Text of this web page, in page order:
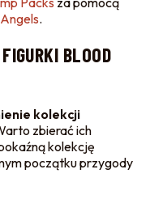
.
BLOOD
kolekcji
zbierać ich
kolekcję
początku przygody